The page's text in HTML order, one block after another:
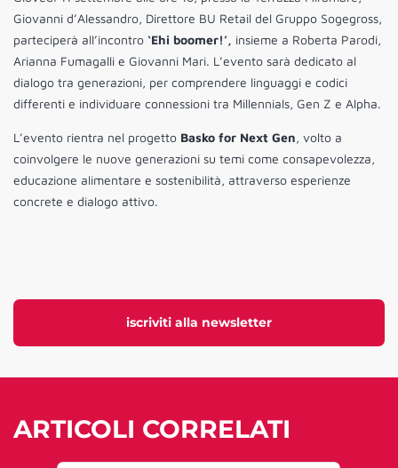
iscriviti alla newsletter
Giovanni d’Alessandro, Direttore BU Retail del Gruppo Sogegross,
parteciperà all’incontro ‘Ehi boomer!’, insieme a Roberta Parodi,
Arianna Fumagalli e Giovanni Mari. L’evento sarà dedicato al
dialogo tra generazioni, per comprendere linguaggi e codici
differenti e individuare connessioni tra Millennials, Gen Z e Alpha.
L’evento rientra nel progetto Basko for Next Gen, volto a
coinvolgere le nuove generazioni su temi come consapevolezza,
educazione alimentare e sostenibilità, attraverso esperienze
concrete e dialogo attivo.
ARTICOLI CORRELATI